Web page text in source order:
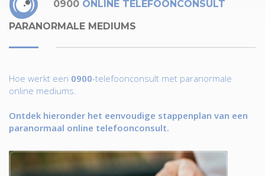
0900 ONLINE TELEFOONCONSULT
PARANORMALE MEDIUMS
Hoe werkt een 0900-telefoonconsult met paranormale
online mediums.
Ontdek hieronder het eenvoudige stappenplan van een
paranormaal online telefoonconsult.